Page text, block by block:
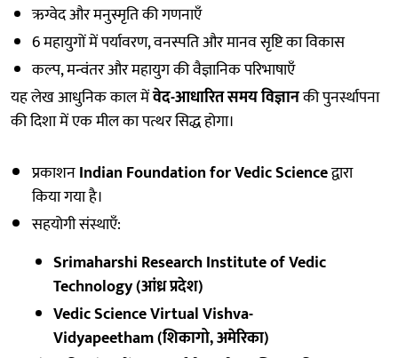
ऋग्वेद और मनुस्मृति की गणनाएँ
6 महायुगों में पर्यावरण, वनस्पति और मानव सृष्टि का विकास
कल्प, मन्वंतर और महायुग की वैज्ञानिक परिभाषाएँ
यह लेख आधुनिक काल मेंवेद-आधारित समय विज्ञानकी पुनर्स्थापना
की दिशा में एक मील का पत्थर सिद्ध होगा।
प्रकाशनIndian Foundation for Vedic Scienceद्वारा
किया गया है।
सहयोगी संस्थाएँ:
Srimaharshi Research Institute of Vedic
Technology (आंध्र प्रदेश)
Vedic Science Virtual Vishva-
Vidyapeetham (शिकागो, अमेरिका)